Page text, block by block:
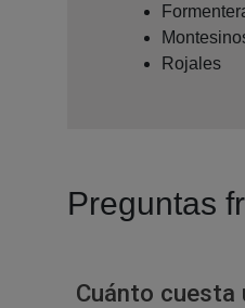
Rojales
Preguntas
Cuánto cuesta